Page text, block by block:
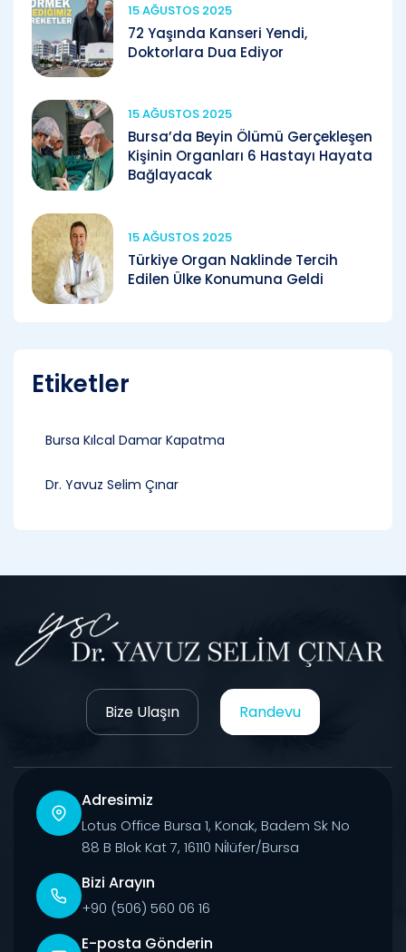
15 AĞUSTOS 2025
72 Yaşında Kanseri Yendi,
Doktorlara Dua Ediyor
15 AĞUSTOS 2025
Bursa’da Beyin Ölümü Gerçekleşen
Kişinin Organları 6 Hastayı Hayata
Bağlayacak
15 AĞUSTOS 2025
Türkiye Organ Naklinde Tercih
Edilen Ülke Konumuna Geldi
Etiketler
Bursa Kılcal Damar Kapatma
Dr. Yavuz Selim Çınar
Bize Ulaşın Randevu
Adresimiz
Lotus Office Bursa 1, Konak, Badem Sk No
88 B Blok Kat 7, 16110 Ni̇lüfer/Bursa
Bizi Arayın
+90 (506) 560 06 16
E-posta Gönderin